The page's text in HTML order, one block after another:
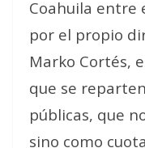
Coahuila entre
por el propio
Marko Cortés,
que se
públicas, que
sino como